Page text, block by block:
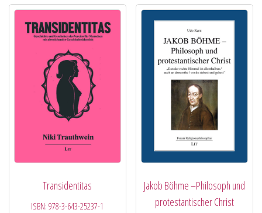
Transidentitas
ISBN:978-3-643-25237-1
Jakob Böhme –Philosoph und
protestantischer Christ